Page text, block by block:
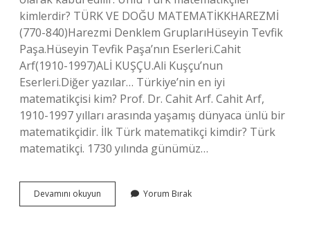
kimlerdir? TÜRK VE DOĞU MATEMATİKKHAREZMİ
(770-840)Harezmi Denklem GruplarıHüseyin Tevfik
Paşa.Hüseyin Tevfik Paşa’nın Eserleri.Cahit
Arf(1910-1997)ALİ KUŞÇU.Ali Kuşçu’nun
Eserleri.Diğer yazılar… Türkiye’nin en iyi
matematikçisi kim? Prof. Dr. Cahit Arf. Cahit Arf,
1910-1997 yılları arasında yaşamış dünyaca ünlü bir
matematikçidir. İlk Türk matematikçi kimdir? Türk
matematikçi. 1730 yılında günümüz…
Devamını okuyun
Matematikçiler
Yorum Bırak